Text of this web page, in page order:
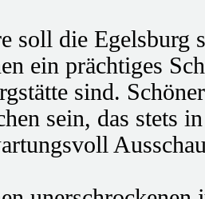
soll die Egelsburg
ein prächtiges
sind.
sein, das stets